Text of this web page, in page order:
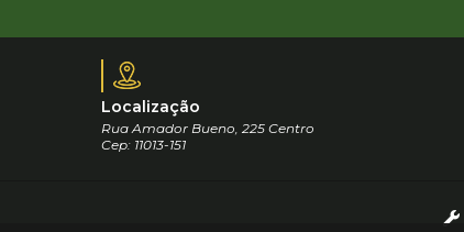
Localização
Rua Amador Bueno, 225 Centro
Cep: 11013-151